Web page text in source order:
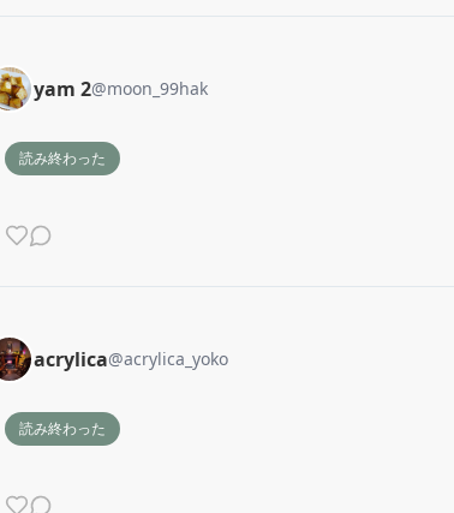
yam 2@moon_99hak
読み終わった
acrylica@acrylica_yoko
読み終わった